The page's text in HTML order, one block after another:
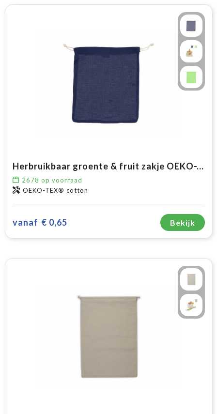
Herbruikbaar groente & fruit zakje OEKO-TEX® katoen 25x30cm
2678 op voorraad
OEKO-TEX® cotton
vanaf € 0,65 Bekijk